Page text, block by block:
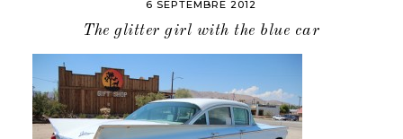
6 SEPTEMBRE 2012
The glitter girl with the blue car